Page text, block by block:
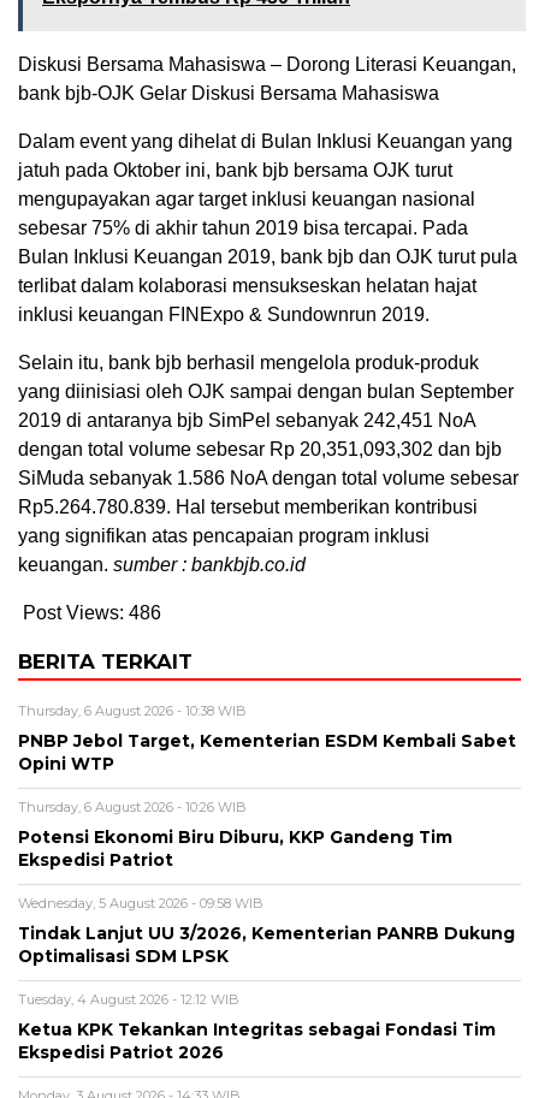
Diskusi Bersama Mahasiswa – Dorong Literasi Keuangan,
bank bjb-OJK Gelar Diskusi Bersama Mahasiswa
Dalam event yang dihelat di Bulan Inklusi Keuangan yang
jatuh pada Oktober ini, bank bjb bersama OJK turut
mengupayakan agar target inklusi keuangan nasional
sebesar 75% di akhir tahun 2019 bisa tercapai. Pada
Bulan Inklusi Keuangan 2019, bank bjb dan OJK turut pula
terlibat dalam kolaborasi mensukseskan helatan hajat
inklusi keuangan FINExpo & Sundownrun 2019.
Selain itu, bank bjb berhasil mengelola produk-produk
yang diinisiasi oleh OJK sampai dengan bulan September
2019 di antaranya bjb SimPel sebanyak 242,451 NoA
dengan total volume sebesar Rp 20,351,093,302 dan bjb
SiMuda sebanyak 1.586 NoA dengan total volume sebesar
Rp5.264.780.839. Hal tersebut memberikan kontribusi
yang signifikan atas pencapaian program inklusi
keuangan. sumber : bankbjb.co.id
Post Views: 486
BERITA TERKAIT
Thursday, 6 August 2026 - 10:38 WIB
PNBP Jebol Target, Kementerian ESDM Kembali Sabet
Opini WTP
Thursday, 6 August 2026 - 10:26 WIB
Potensi Ekonomi Biru Diburu, KKP Gandeng Tim
Ekspedisi Patriot
Wednesday, 5 August 2026 - 09:58 WIB
Tindak Lanjut UU 3/2026, Kementerian PANRB Dukung
Optimalisasi SDM LPSK
Tuesday, 4 August 2026 - 12:12 WIB
Ketua KPK Tekankan Integritas sebagai Fondasi Tim
Ekspedisi Patriot 2026